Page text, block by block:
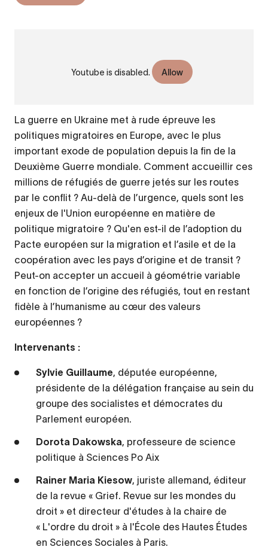
Le Musee part en live 14 : Réfugiés de
guerre, une Europe à géométrie variable ?
Youtube is disabled. Allow
La guerre en Ukraine met à rude épreuve les
politiques migratoires en Europe, avec le plus
important exode de population depuis la fin de la
Deuxième Guerre mondiale. Comment accueillir ces
millions de réfugiés de guerre jetés sur les routes
par le conflit ? Au-delà de l’urgence, quels sont les
enjeux de l'Union européenne en matière de
politique migratoire ? Qu'en est-il de l’adoption du
Pacte européen sur la migration et l’asile et de la
coopération avec les pays d’origine et de transit ?
Peut-on accepter un accueil à géométrie variable
en fonction de l’origine des réfugiés, tout en restant
fidèle à l’humanisme au cœur des valeurs
européennes ?
Intervenants :
Sylvie Guillaume, députée européenne,
présidente de la délégation française au sein du
groupe des socialistes et démocrates du
Parlement européen.
Dorota Dakowska, professeure de science
politique à Sciences Po Aix
Rainer Maria Kiesow, juriste allemand, éditeur
de la revue « Grief. Revue sur les mondes du
droit » et directeur d'études à la chaire de
« L'ordre du droit » à l'École des Hautes Études
en Sciences Sociales à Paris.